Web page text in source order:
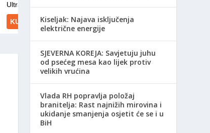
Kiseljak: Najava isključenja
električne energije
SJEVERNA KOREJA: Savjetuju juhu
od psećeg mesa kao lijek protiv
velikih vrućina
Vlada RH popravlja položaj
branitelja: Rast najnižih mirovina i
ukidanje smanjenja osjetit će se i u
BiH